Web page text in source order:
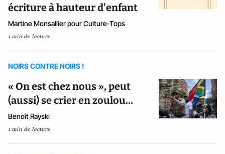
écriture à hauteur d’enfant
Martine Monsallier pour Culture-Tops
1 min de lecture
NOIRS CONTRE NOIRS !
« On est chez nous », peut
(aussi) se crier en zoulou…
Benoît Rayski
1 min de lecture